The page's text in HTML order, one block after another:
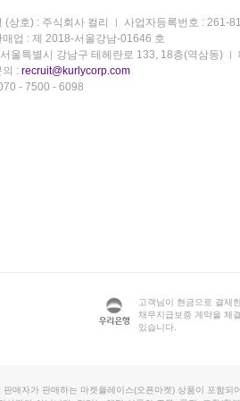
(상호) : 주식회사 컬리
사업자등록번호 : 261-
매업 : 제 2018-서울강남-01646 호
울특별시 강남구 테헤란로 133, 18층(역삼동)
의 : recruit@kurlycorp.com
- 7500 - 6098
고객님이 현금으로 결제
채무지급보증 계약을 체
있습니다.
매자가 판매하는 마켓플레이스(오픈마켓) 상품이 포함되